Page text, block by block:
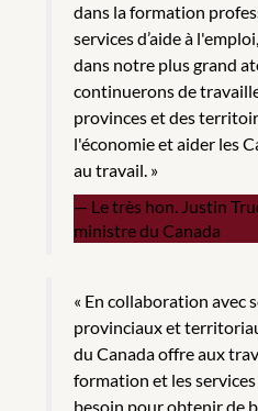
dans la formation
services d’aide à
dans notre plus grand
continuerons de
provinces et des
l'économie et aider les
au travail. »
Le très hon. Justin
ministre du Canada
« En collaboration avec
provinciaux et
du Canada offre aux
formation et les
besoin pour obtenir de